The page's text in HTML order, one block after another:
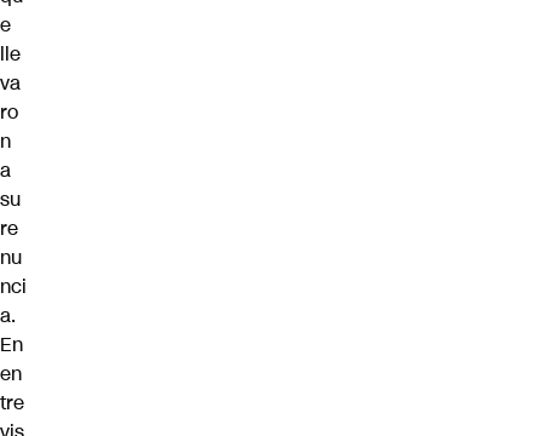
e
lle
va
ro
n
a
su
re
nu
nci
a.
En
en
tre